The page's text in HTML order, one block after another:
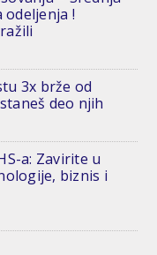
odeljenja !
3x brže od
deo njih
a: Zavirite u
biznis i